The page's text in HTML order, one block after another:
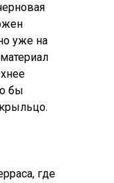
уже на
бы
где